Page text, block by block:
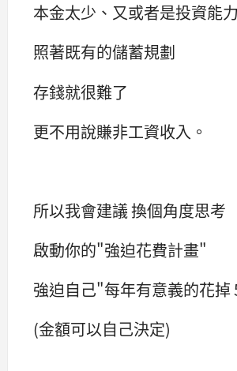
本金太少、又或者是投資能
照著既有的儲蓄規劃
存錢就很難了
更不用說賺非工資收入。
所以我會建議 換個角度思考
啟動你的"強迫花費計畫"
強迫自己"每年有意義的花掉
(金額可以自己決定)